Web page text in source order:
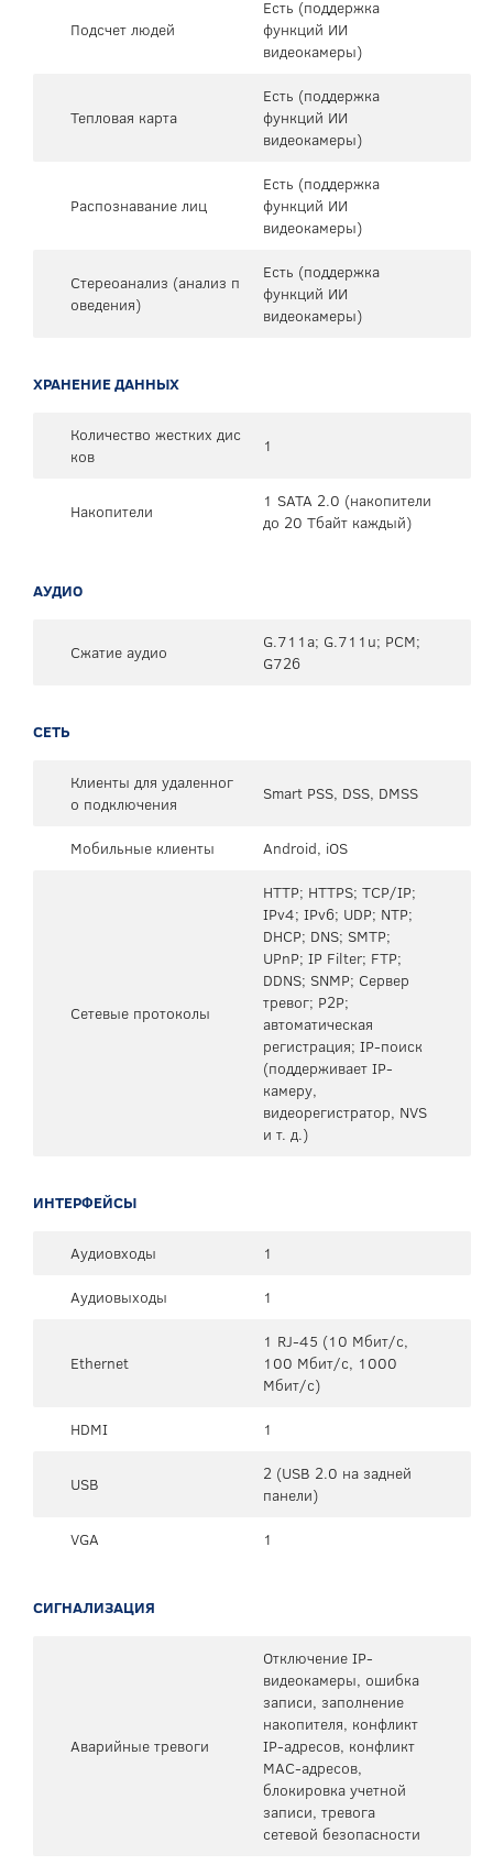
Подсчет людей
Есть (поддержка
функций ИИ
видеокамеры)
Тепловая карта
Есть (поддержка
функций ИИ
видеокамеры)
Распознавание лиц
Есть (поддержка
функций ИИ
видеокамеры)
Стереоанализ (анализ п
оведения)
Есть (поддержка
функций ИИ
видеокамеры)
ХРАНЕНИЕ ДАННЫХ
Количество жестких дис
ков
1
Накопители
1 SATA 2.0 (накопители
до 20 Тбайт каждый)
АУДИО
Сжатие аудио
G.711a; G.711u; PCM;
G726
СЕТЬ
Клиенты для удаленног
о подключения
Smart PSS, DSS, DMSS
Мобильные клиенты Android, iOS
Сетевые протоколы
HTTP; HTTPS; TCP/IP;
IPv4; IPv6; UDP; NTP;
DHCP; DNS; SMTP;
UPnP; IP Filter; FTP;
DDNS; SNMP; Сервер
тревог; P2P;
автоматическая
регистрация; IP-поиск
(поддерживает IP-
камеру,
видеорегистратор, NVS
и т. д.)
ИНТЕРФЕЙСЫ
Аудиовходы
1
Аудиовыходы
1
Ethernet
1 RJ-45 (10 Мбит/с,
100 Мбит/с, 1000
Мбит/с)
HDMI
1
USB
2 (USB 2.0 на задней
панели)
VGA
1
СИГНАЛИЗАЦИЯ
Аварийные тревоги
Отключение IP-
видеокамеры, ошибка
записи, заполнение
накопителя, конфликт
IP-адресов, конфликт
MAC-адресов,
блокировка учетной
записи, тревога
сетевой безопасности